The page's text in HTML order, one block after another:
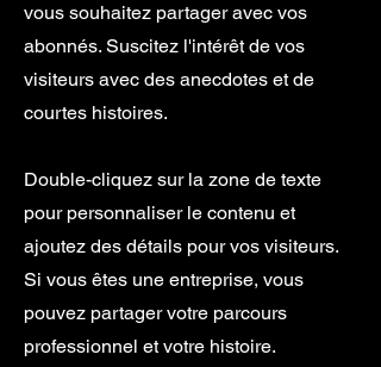
vous souhaitez partager avec vos
abonnés. Suscitez l'intérêt de vos
visiteurs avec des anecdotes et de
courtes histoires. ​
Double-cliquez sur la zone de texte
pour personnaliser le contenu et
ajoutez des détails pour vos visiteurs.
Si vous êtes une entreprise, vous
pouvez partager votre parcours
professionnel et votre histoire.